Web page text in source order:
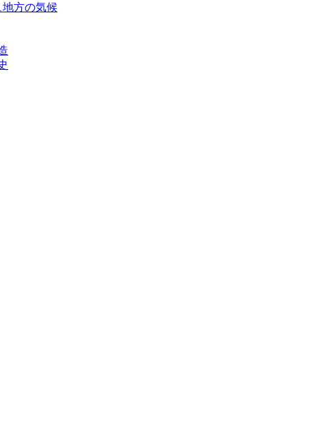
地方の気候